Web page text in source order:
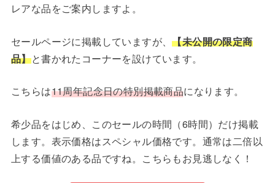
レアな品をご案内しますよ。
セールページに掲載していますが、【未公開の限定商
品】と書かれたコーナーを設けています。
こちらは11周年記念日の特別掲載商品になります。
希少品をはじめ、このセールの時間（6時間）だけ掲載
します。表示価格はスペシャル価格です。通常は二倍以
上する価値のある品ですね。こちらもお見逃しなく！